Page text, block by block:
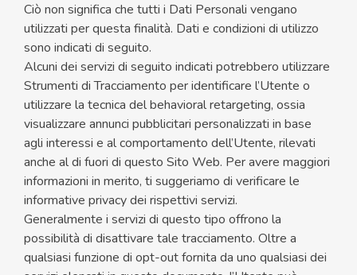
Ciò non significa che tutti i Dati Personali vengano
utilizzati per questa finalità. Dati e condizioni di utilizzo
sono indicati di seguito.
Alcuni dei servizi di seguito indicati potrebbero utilizzare
Strumenti di Tracciamento per identificare l’Utente o
utilizzare la tecnica del behavioral retargeting, ossia
visualizzare annunci pubblicitari personalizzati in base
agli interessi e al comportamento dell’Utente, rilevati
anche al di fuori di questo Sito Web. Per avere maggiori
informazioni in merito, ti suggeriamo di verificare le
informative privacy dei rispettivi servizi.
Generalmente i servizi di questo tipo offrono la
possibilità di disattivare tale tracciamento. Oltre a
qualsiasi funzione di opt-out fornita da uno qualsiasi dei